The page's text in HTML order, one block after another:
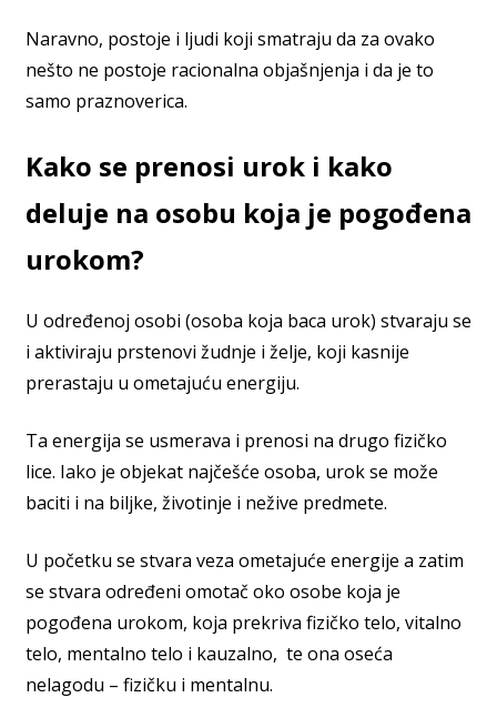
Naravno, postoje i ljudi koji smatraju da za ovako
nešto ne postoje racionalna objašnjenja i da je to
samo praznoverica.
Kako se prenosi urok i kako
deluje na osobu koja je pogođena
urokom?
U određenoj osobi (osoba koja baca urok) stvaraju se
i aktiviraju prstenovi žudnje i želje, koji kasnije
prerastaju u ometajuću energiju.
Ta energija se usmerava i prenosi na drugo fizičko
lice. Iako je objekat najčešće osoba, urok se može
baciti i na biljke, životinje i nežive predmete.
U početku se stvara veza ometajuće energije a zatim
se stvara određeni omotač oko osobe koja je
pogođena urokom, koja prekriva fizičko telo, vitalno
telo, mentalno telo i kauzalno, te ona oseća
nelagodu – fizičku i mentalnu.